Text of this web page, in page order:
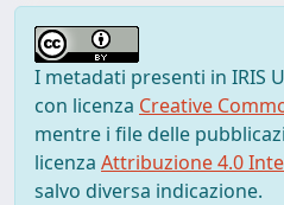
I metadati presenti in IRIS
con licenza Creative
mentre i file delle
licenza Attribuzione 4.0
salvo diversa indicazione.